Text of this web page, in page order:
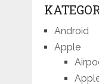
Android
Apple